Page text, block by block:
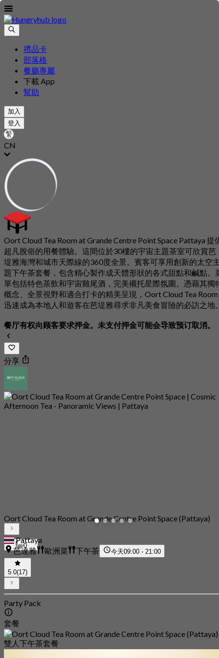
禮品卡
部落格
餐廳專屬
下載 App
幫助
加入
登入
CN
Oort Cloud Tea Room at Grande Centre Point Space Pattaya 提
超凡脫俗的用餐體驗。這間位於30樓的宇宙主題茶室可欣賞芭
堤雅海灣和城市天際線的360度全景。賓客可享用創新的太空
題下午茶套餐，包含精心製作成天體形狀的各式甜點和鹹點。
單包括特色茶飲和宇宙雞尾酒，完美襯托星際氛圍。憑藉其獨
概念、全景視野和適合打卡的精美呈現，Oort Cloud Tea Room
迅速成為本地人和遊客在芭堤雅尋求非凡美食冒險的必訪之地
餐厅有权向顾客要求押金。未支付押金可能会导致预订取消。
分享
0
Oort Cloud Tea Room at Grande Centre Point Space (Pattaya)
Pattaya
芭達雅
歐洲菜 下午茶 今天09:00 - 21:00
5.0(17)
Party Pack
套餐